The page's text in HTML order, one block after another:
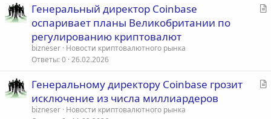
С
Генеральный директор Coinbase
оспаривает планы Великобритании по
регулированию криптовалют
bizneser Новости криптовалютного рынка
Ответы 0 26.02.2026
С
Генеральному директору Coinbase грозит
исключение из числа миллиардеров
bizneser Новости криптовалютного рынка